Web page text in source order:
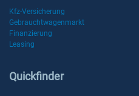
Kfz-Versicherung
Gebrauchtwagenmarkt
Finanzierung
Leasing
Quickfinder